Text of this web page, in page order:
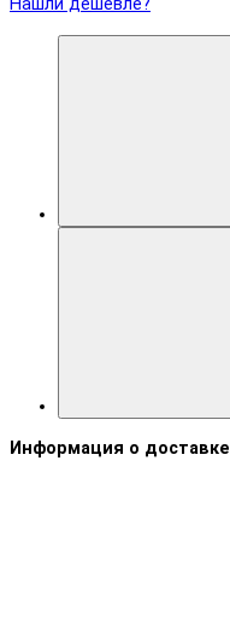
Нашли дешевле?
Информация о доставке